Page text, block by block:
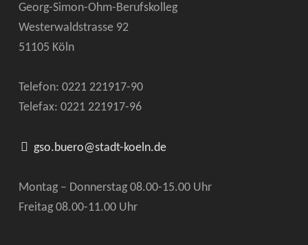
Georg-Simon-Ohm-Berufskolleg
Westerwaldstrasse 92
51105 Köln
Telefon: 0221 221917-90
Telefax: 0221 221917-96
gso.buero@stadt-koeln.de
Montag – Donnerstag 08.00-15.00 Uhr
Freitag 08.00-11.00 Uhr